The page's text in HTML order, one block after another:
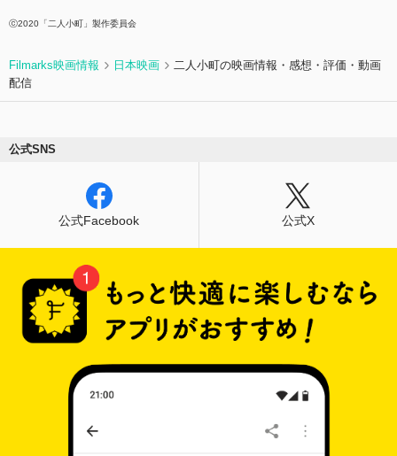
ⓒ2020「二人小町」製作委員会
Filmarks映画情報 日本映画
二人小町の映画情報・感想・評価・動画
配信
公式SNS
公式Facebook 公式X